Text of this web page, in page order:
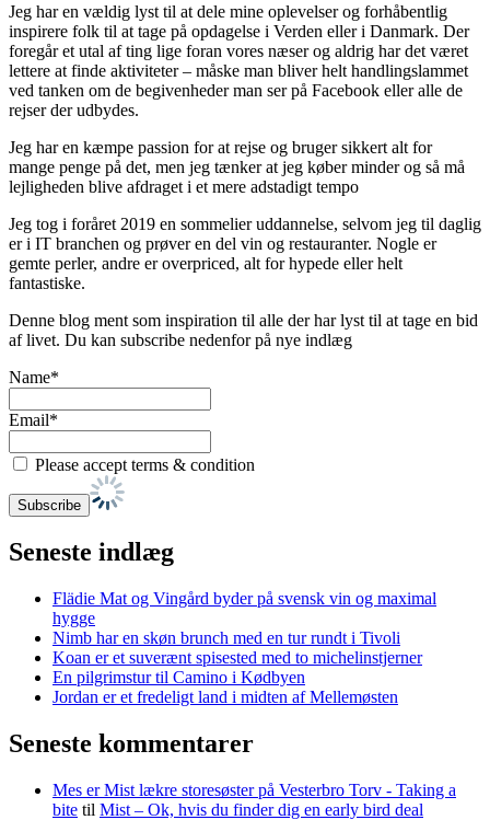
Jeg har en vældig lyst til at dele mine oplevelser og forhåbentlig
inspirere folk til at tage på opdagelse i Verden eller i Danmark. Der
foregår et utal af ting lige foran vores næser og aldrig har det været
lettere at finde aktiviteter – måske man bliver helt handlingslammet
ved tanken om de begivenheder man ser på Facebook eller alle de
rejser der udbydes.
Jeg har en kæmpe passion for at rejse og bruger sikkert alt for
mange penge på det, men jeg tænker at jeg køber minder og så må
lejligheden blive afdraget i et mere adstadigt tempo
Jeg tog i foråret 2019 en sommelier uddannelse, selvom jeg til daglig
er i IT branchen og prøver en del vin og restauranter. Nogle er
gemte perler, andre er overpriced, alt for hypede eller helt
fantastiske.
Denne blog ment som inspiration til alle der har lyst til at tage en bid
af livet. Du kan subscribe nedenfor på nye indlæg
Name*
Email*
Please accept terms & condition
Seneste indlæg
Flädie Mat og Vingård byder på svensk vin og maximal
hygge
Nimb har en skøn brunch med en tur rundt i Tivoli
Koan er et suverænt spisested med to michelinstjerner
En pilgrimstur til Camino i Kødbyen
Jordan er et fredeligt land i midten af Mellemøsten
Seneste kommentarer
Mes er Mist lækre storesøster på Vesterbro Torv - Taking a
bite til Mist – Ok, hvis du finder dig en early bird deal